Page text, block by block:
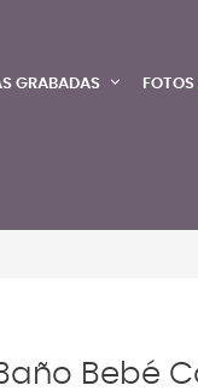
GRABADAS FOTOS
Bebé